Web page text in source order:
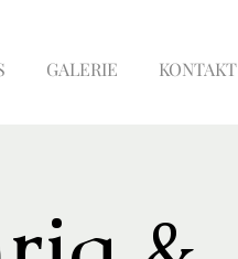
GALERIE KONTAKT